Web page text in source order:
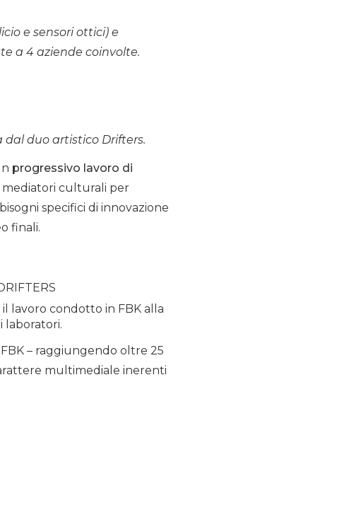
e sensori ottici) e
a 4 aziende coinvolte.
duo artistico Drifters.
progressivo lavoro di
culturali per
specifici di innovazione
finali.
lavoro condotto in FBK alla
laboratori.
– raggiungendo oltre 25
multimediale inerenti